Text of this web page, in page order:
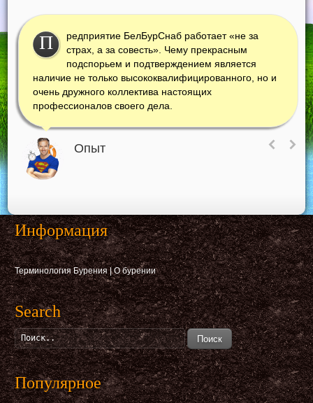
П
редприятие БелБурСнаб работает «не за
страх, а за совесть». Чему прекрасным
подспорьем и подтверждением является
наличие не только высококвалифицированного, но и
очень дружного коллектива настоящих
профессионалов своего дела.
Опыт
Информация
Терминология Бурения|О бурении
Search
Поиск
Популярное